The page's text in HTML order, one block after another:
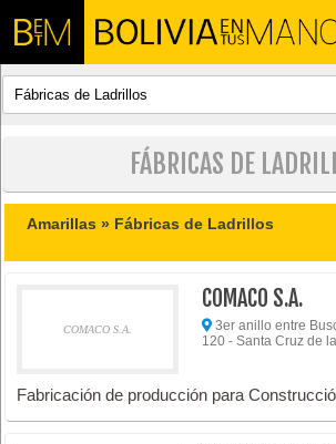
FÁBRICAS DE
Amarillas » Fábricas de Ladrillos
COMACO S.A.
COMACO S.A.
3er anillo entre
120 - Santa Cruz de
Fabricación de producción para